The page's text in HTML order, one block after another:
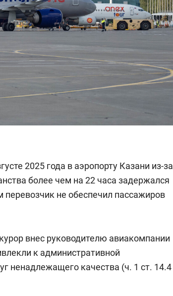
2025 года в аэропорту Казани из-за
более чем на 22 часа задержался
перевозчик не обеспечил пассажиров
внес руководителю авиакомпании
к административной
ненадлежащего качества (ч. 1 ст. 14.4